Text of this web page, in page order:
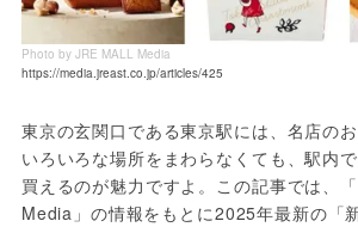
Photo by JRE MALL Media
https://media.jreast.co.jp/articles/425
東京の玄関口である東京駅には、名店の
いろいろな場所をまわらなくても、駅内
買えるのが魅力ですよ。この記事では、
Media」の情報をもとに2025年最新の「